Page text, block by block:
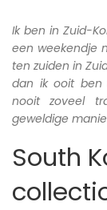
Ik ben in Zuid-
een weekendje
ten zuiden in
dan ik ooit ben
nooit zoveel
geweldige
South